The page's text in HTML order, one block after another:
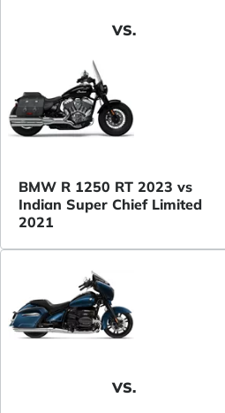
VS.
BMW R 1250 RT 2023 vs
Indian Super Chief Limited
2021
VS.